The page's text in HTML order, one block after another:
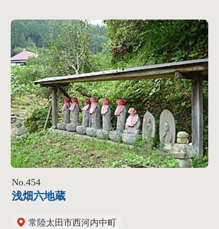
No.454
浅畑六地蔵
常陸太田市西河内中町